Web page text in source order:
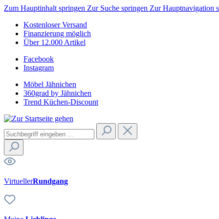
Zum Hauptinhalt springen Zur Suche springen Zur Hauptnavigation
Kostenloser Versand
Finanzierung möglich
Über 12.000 Artikel
Facebook
Instagram
Möbel Jähnichen
360grad by Jähnichen
Trend Küchen-Discount
VirtuellerRundgang